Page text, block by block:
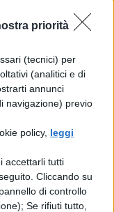
priorità
(tecnici) per
(analitici e di
annunci
navigazione) previo
policy, leggi
accettarli tutti
Cliccando su
di controllo
Se rifiuti tutto,
per le
e il
insieme la
alle
a
scuola
la deriva
negli ultimi